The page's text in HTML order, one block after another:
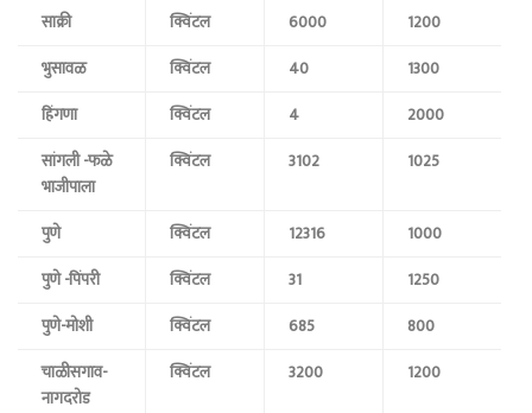
साक्री क्विंटल 6000
1200
भुसावळ
क्विंटल 40
1300
हिंगणा
क्विंटल 4
2000
सांगली -फळे
भाजीपाला
क्विंटल 3102 1025
पुणे क्विंटल 12316
1000
पुणे -पिंपरी
क्विंटल 31
1250
पुणे-मोशी
क्विंटल 685
800
चाळीसगाव-
नागदरोड
क्विंटल 3200 1200